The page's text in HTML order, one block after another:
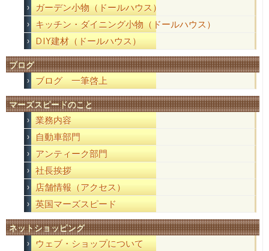
ガーデン小物（ドールハウス）
キッチン・ダイニング小物（ドールハウス）
DIY建材（ドールハウス）
ブログ
ブログ 一筆啓上
マーズスピードのこと
業務内容
自動車部門
アンティーク部門
社長挨拶
店舗情報（アクセス）
英国マーズスピード
ネットショッピング
ウェブ・ショップについて